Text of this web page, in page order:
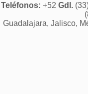
Teléfonos: +52 Gdl.
Guadalajara, Jalisco,